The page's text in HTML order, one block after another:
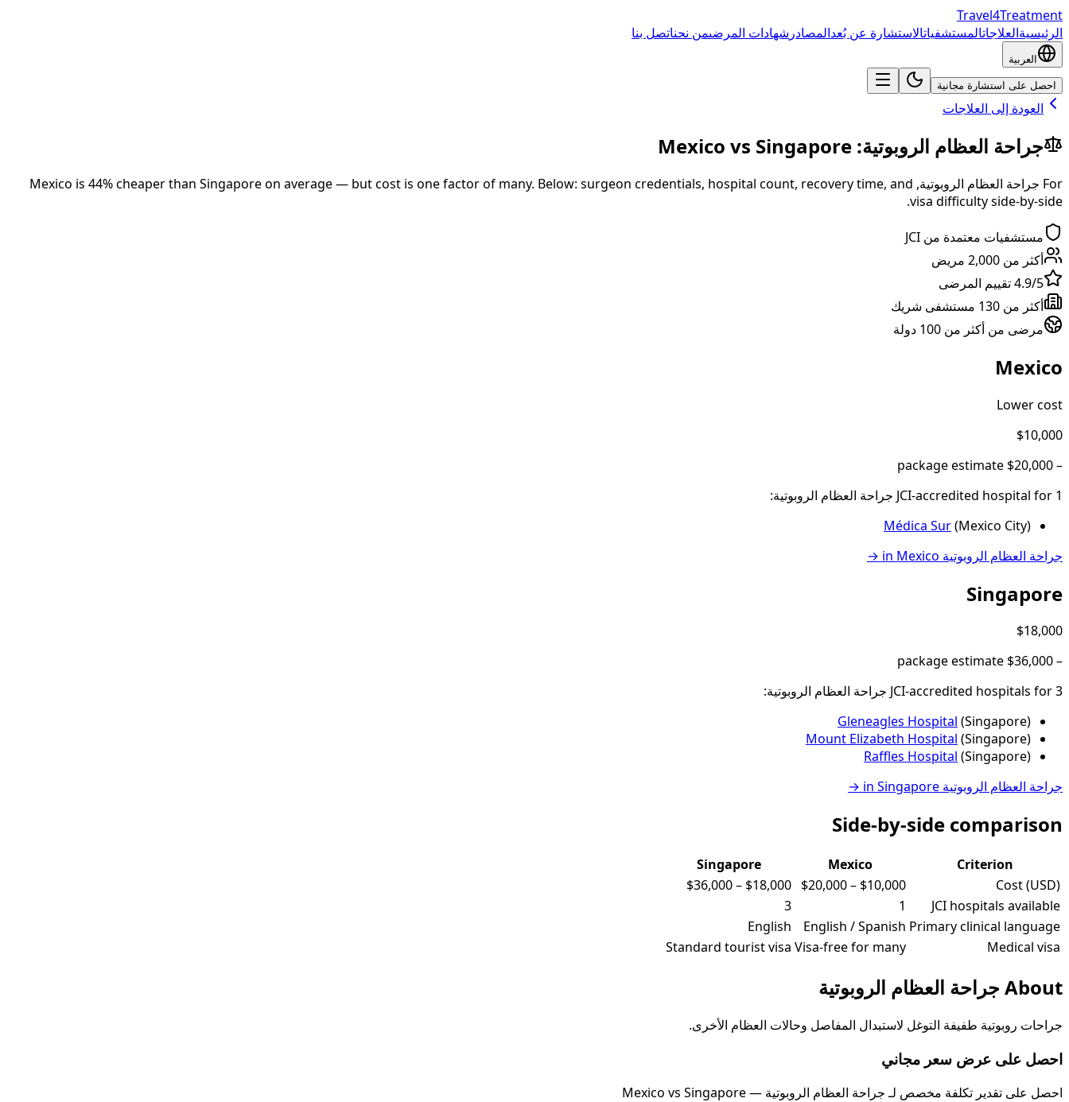
Travel4Treatment
الرئيسيةالعلاجاتالمستشفياتالاستشارة عن بُعدالمصادر شهادات المرضىمن نحناتصل بنا
العربية
احصل على استشارة مجانية
العودة إلى العلاجات
جراحة العظام الروبوتية:
Mexico vs Singapore
For جراحة العظام الروبوتية,
Mexico is 44% cheaperthan Singaporeon average — but cost is one factor of many. Below: surgeon credentials, hospital count, recovery time, and
visa difficulty side-by-side.
مستشفيات معتمدة من JCI
أكثر من 2,000 مريض
4.9/5 تقييم المرضى
أكثر من 130 مستشفى شريك
مرضى من أكثر من 100 دولة
Mexico
Lower cost
$10,000
–
$20,000
1
for جراحة العظام الروبوتية:
Médica Sur(Mexico City)
جراحة العظام الروبوتية Mexico
→
Singapore
$18,000
–
$36,000
3
s for جراحة العظام الروبوتية:
Gleneagles Hospital (Singapore)
Mount Elizabeth Hospital (Singapore)
Raffles Hospital (Singapore)
جراحة العظام الروبوتية Singapore
→
Side-by-side comparison
Criterion
Mexico
Singapore
Cost (USD)
$10,000
–
$20,000
$18,000
–
$36,000
JCI hospitals available
1
3
Primary clinical language
English / Spanish
English
Medical visa
Visa-free for many
Standard tourist visa
About جراحة العظام الروبوتية
جراحات روبوتية طفيفة التوغل لاستبدال المفاصل وحالات العظام الأخرى.
احصل على عرض سعر مجاني
احصل على تقدير تكلفة مخصص لـ جراحة العظام الروبوتية — Mexico vs Singapore